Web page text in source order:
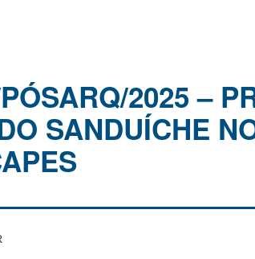
2025 –
SANDUÍCHE